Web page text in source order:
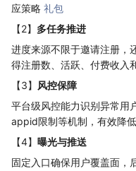
应策略 礼包
【2】 多任务推进
进度来源不限于邀请注册，
得注册数、活跃、付费收入
【3】
风控保障
平台级风控能力识别异常用
appid限制等机制，有效降低
【4】 曝光与推送
固定入口确保用户覆盖面，